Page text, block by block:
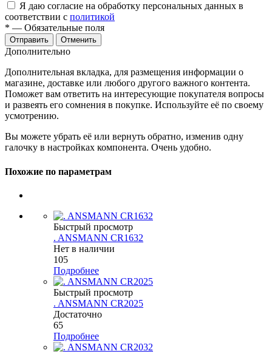
Я даю согласие на обработку персональных данных в
соответствии с политикой
* — Обязательные поля
Отменить
Дополнительно
Дополнительная вкладка, для размещения информации о
магазине, доставке или любого другого важного контента.
Поможет вам ответить на интересующие покупателя вопросы
и развеять его сомнения в покупке. Используйте её по своему
усмотрению.
Вы можете убрать её или вернуть обратно, изменив одну
галочку в настройках компонента. Очень удобно.
Похожие по параметрам
Быстрый просмотр
. ANSMANN CR1632
Нет в наличии
105
Подробнее
Быстрый просмотр
. ANSMANN CR2025
Достаточно
65
Подробнее